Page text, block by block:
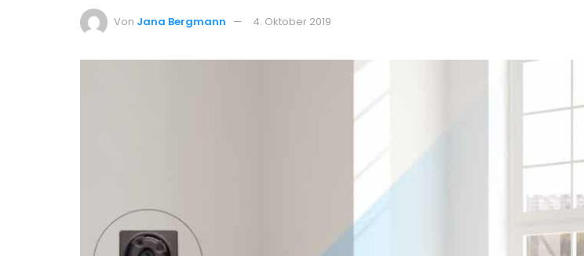
Von Jana Bergmann 4. Oktober 2019